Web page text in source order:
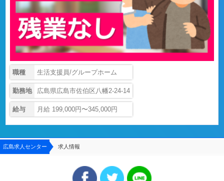
職種 生活支援員/グループホーム
勤務地 広島県広島市佐伯区八幡2-24-14
給与 月給 199,000円〜345,000円
広島求人センター 求人情報